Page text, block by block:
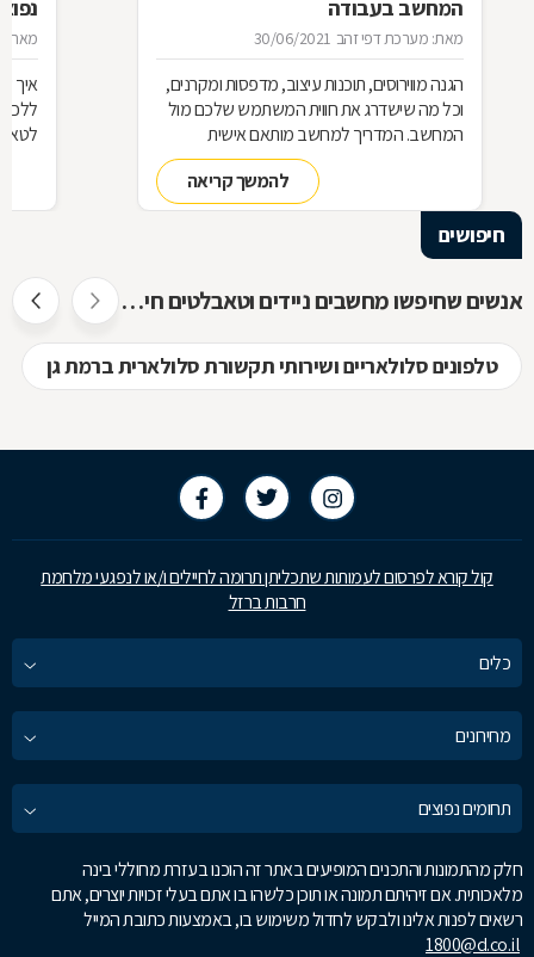
המחשב בעבודה
מאת: מערכת דפי זהב 30/06/2021
הגנה מווירוסים, תוכנות עיצוב, מדפסות ומקרנים,
וכל מה שישדרג את חווית המשתמש שלכם מול
המחשב. המדריך למחשב מותאם אישית
להמשך קריאה
מאת:
איך
ללכת
חיפושים
אנשים שחיפשו מחשבים ניידים וטאבלטים חיפשו גם
טלפונים סלולאריים ושירותי תקשורת סלולארית ברמת גן
קול קורא לפרסום לעמותות שתכליתן תרומה לחיילים ו/או לנפגעי מלחמת
חרבות ברזל
כלים
מחירונים
תחומים נפוצים
חלק מהתמונות והתכנים המופיעים באתר זה הוכנו בעזרת מחוללי בינה
מלאכותית. אם זיהיתם תמונה או תוכן כלשהו בו אתם בעלי זכויות יוצרים, אתם
רשאים לפנות אלינו ולבקש לחדול משימוש בו, באמצעות כתובת המייל
1800@d.co.il